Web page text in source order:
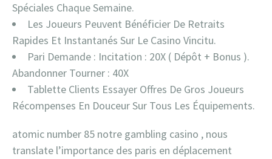
Spéciales Chaque Semaine.
Les Joueurs Peuvent Bénéficier De Retraits
Rapides Et Instantanés Sur Le Casino Vincitu.
Pari Demande : Incitation : 20X ( Dépôt + Bonus ).
Abandonner Tourner : 40X
Tablette Clients Essayer Offres De Gros Joueurs
Récompenses En Douceur Sur Tous Les Équipements.
atomic number 85 notre gambling casino , nous
translate l’importance des paris en déplacement